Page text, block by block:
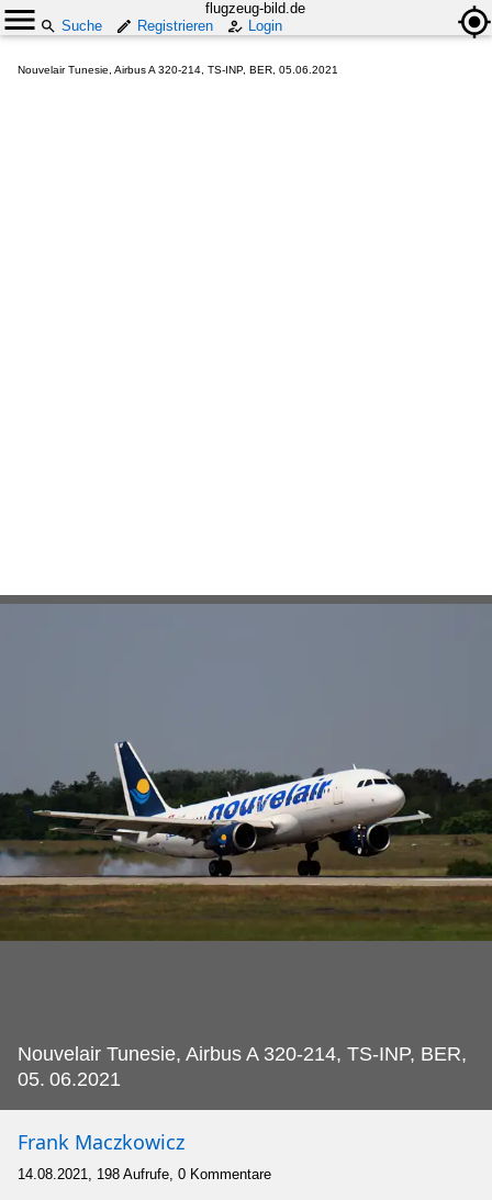
flugzeug-bild.de
Suche
Registrieren Login
Nouvelair Tunesie, Airbus A 320-214, TS-INP, BER, 05.06.2021
Nouvelair Tunesie, Airbus A 320-214, TS-INP, BER,
05. 06.2021
Frank Maczkowicz
14.08.2021, 198 Aufrufe, 0 Kommentare